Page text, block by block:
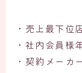
・売上最下位
・社内会員様
・契約メーカ